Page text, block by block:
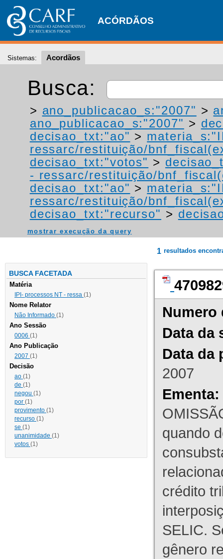
ACÓRDÃOS
Sistemas: Acordãos
Busca:
> ano_publicacao_s:"2007" >
ano_publicacao_s:"2007" >
decisao_txt:"ao" >
ressarc/restituição/
decisao_txt:"votos" >
- ressarc/restituição/
decisao_txt:"ao" >
ressarc/restituição/
decisao_txt:"recurso" >
mostrar execução da query
BUSCA FACETADA
Matéria
IPI- processos NT - ressa (1)
Nome Relator
Não Informado (1)
Ano Sessão
0006 (1)
Ano Publicação
2007 (1)
Decisão
ao (1)
de (1)
negou (1)
por (1)
provimento (1)
recurso (1)
se (1)
unanimidade (1)
votos (1)
1 resultados
Numero
Data da
Data da
2007
Ementa:
quando
crédito
SELIC.
gênero